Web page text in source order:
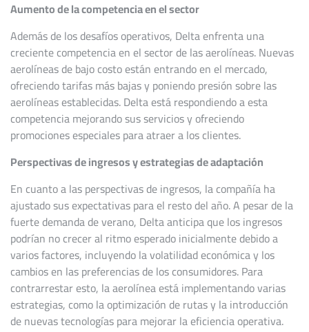
Aumento de la competencia en el sector
Además de los desafíos operativos, Delta enfrenta una
creciente competencia en el sector de las aerolíneas. Nuevas
aerolíneas de bajo costo están entrando en el mercado,
ofreciendo tarifas más bajas y poniendo presión sobre las
aerolíneas establecidas. Delta está respondiendo a esta
competencia mejorando sus servicios y ofreciendo
promociones especiales para atraer a los clientes.
Perspectivas de ingresos y estrategias de adaptación
En cuanto a las perspectivas de ingresos, la compañía ha
ajustado sus expectativas para el resto del año. A pesar de la
fuerte demanda de verano, Delta anticipa que los ingresos
podrían no crecer al ritmo esperado inicialmente debido a
varios factores, incluyendo la volatilidad económica y los
cambios en las preferencias de los consumidores. Para
contrarrestar esto, la aerolínea está implementando varias
estrategias, como la optimización de rutas y la introducción
de nuevas tecnologías para mejorar la eficiencia operativa.